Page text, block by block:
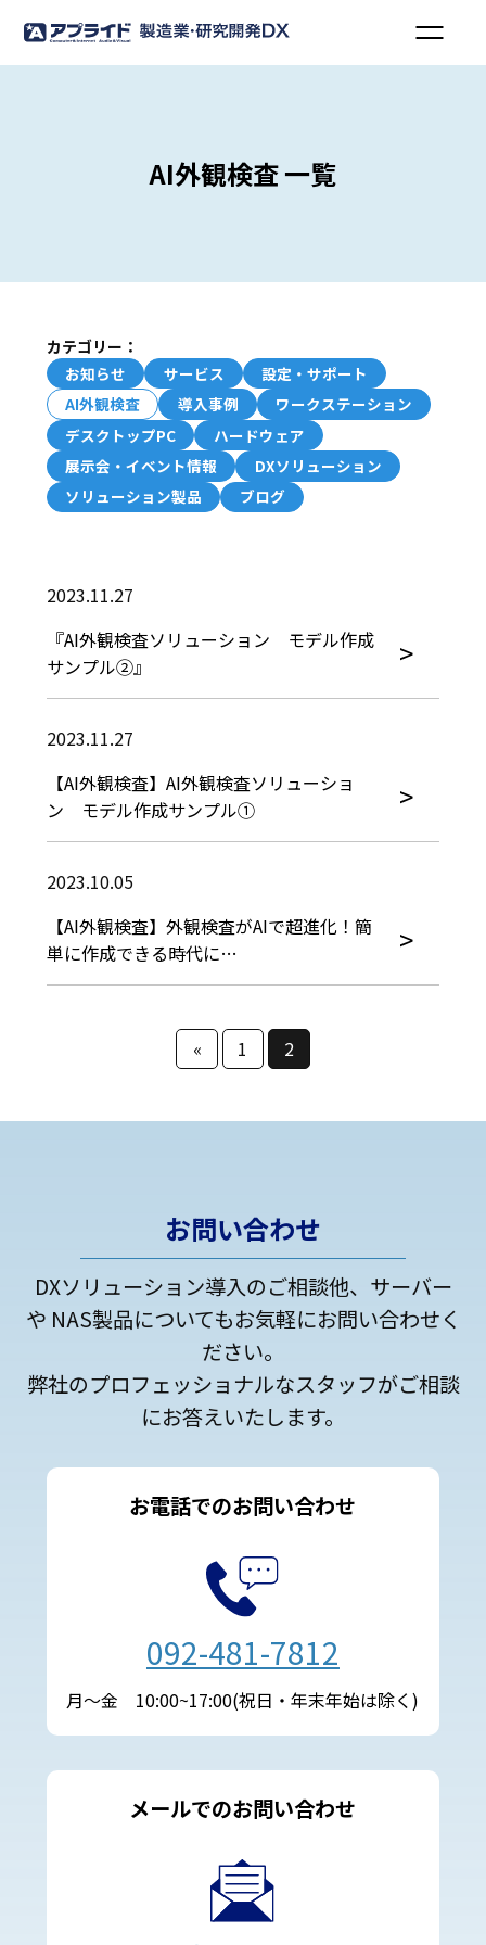
AI外観検査 一覧
カテゴリー：
お知らせ
サービス
設定・サポート
AI外観検査
導入事例
ワークステーション
デスクトップPC
ハードウェア
展示会・イベント情報
DXソリューション
ソリューション製品
ブログ
2023.11.27
『AI外観検査ソリューション モデル作成
サンプル②』
2023.11.27
【AI外観検査】AI外観検査ソリューショ
ン モデル作成サンプル①
2023.10.05
【AI外観検査】外観検査がAIで超進化！簡
単に作成できる時代に…
« 1 2
お問い合わせ
DXソリューション導入のご相談他、サーバー
や NAS製品についてもお気軽にお問い合わせく
ださい。
弊社のプロフェッショナルなスタッフがご相談
にお答えいたします。
お電話でのお問い合わせ
092-481-7812
月～金 10:00~17:00(祝日・年末年始は除く)
メールでのお問い合わせ